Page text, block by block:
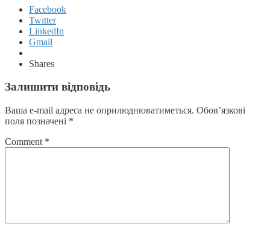
Facebook
Twitter
LinkedIn
Gmail
Shares
Залишити відповідь
Ваша e-mail адреса не оприлюднюватиметься. Обов’язкові
поля позначені *
Comment *